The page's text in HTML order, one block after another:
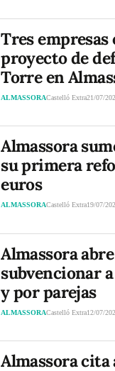
Tres
proyecto de
Torre en
ALMASSORACastelló Extra21/07/
Almassora
su primera
euros
ALMASSORACastelló Extra19/07/
Almassora
subvencionar
y por parejas
ALMASSORACastelló Extra12/07/
Almassora